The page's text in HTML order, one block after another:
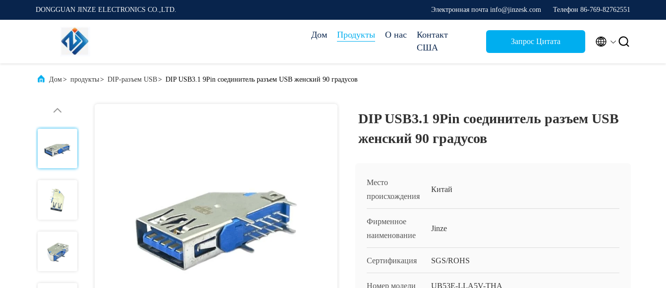
DONGGUAN JINZE ELECTRONICS CO.,LTD. Электронная почта info@jinzesk.com Телефон 86-769-82762551
Дом Продукты О нас
Контакт
США
Запрос Цитата  
Дом> продукты> DIP-разъем USB> DIP USB3.1 9Pin соединитель разъем USB женский 90 градусов
DIP USB3.1 9Pin соединитель разъем USB
женский 90 градусов
Место
происхождения
Китай
Фирменное
наименование
Jinze
Сертификация SGS/ROHS
Номер модели UB53E-LLA5V-THA